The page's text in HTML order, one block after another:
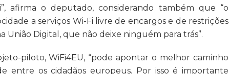
afirma o deputado, considerando também que “o
a serviços Wi-Fi livre de encargos e de restrições
União Digital, que não deixe ninguém para trás”.
piloto, WiFi4EU, “pode apontar o melhor caminho
entre os cidadãos europeus. Por isso é importante